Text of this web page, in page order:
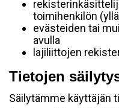
toimihenkilön
evästeiden tai
avulla
lajiliittojen
Tietojen
Säilytämme käyttäjän